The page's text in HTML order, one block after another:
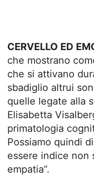
CERVELLO ED
che mostrano
che si attivano
sbadiglio altrui
quelle legate alla
Elisabetta
primatologia
Possiamo quindi
essere indice non
empatia”.